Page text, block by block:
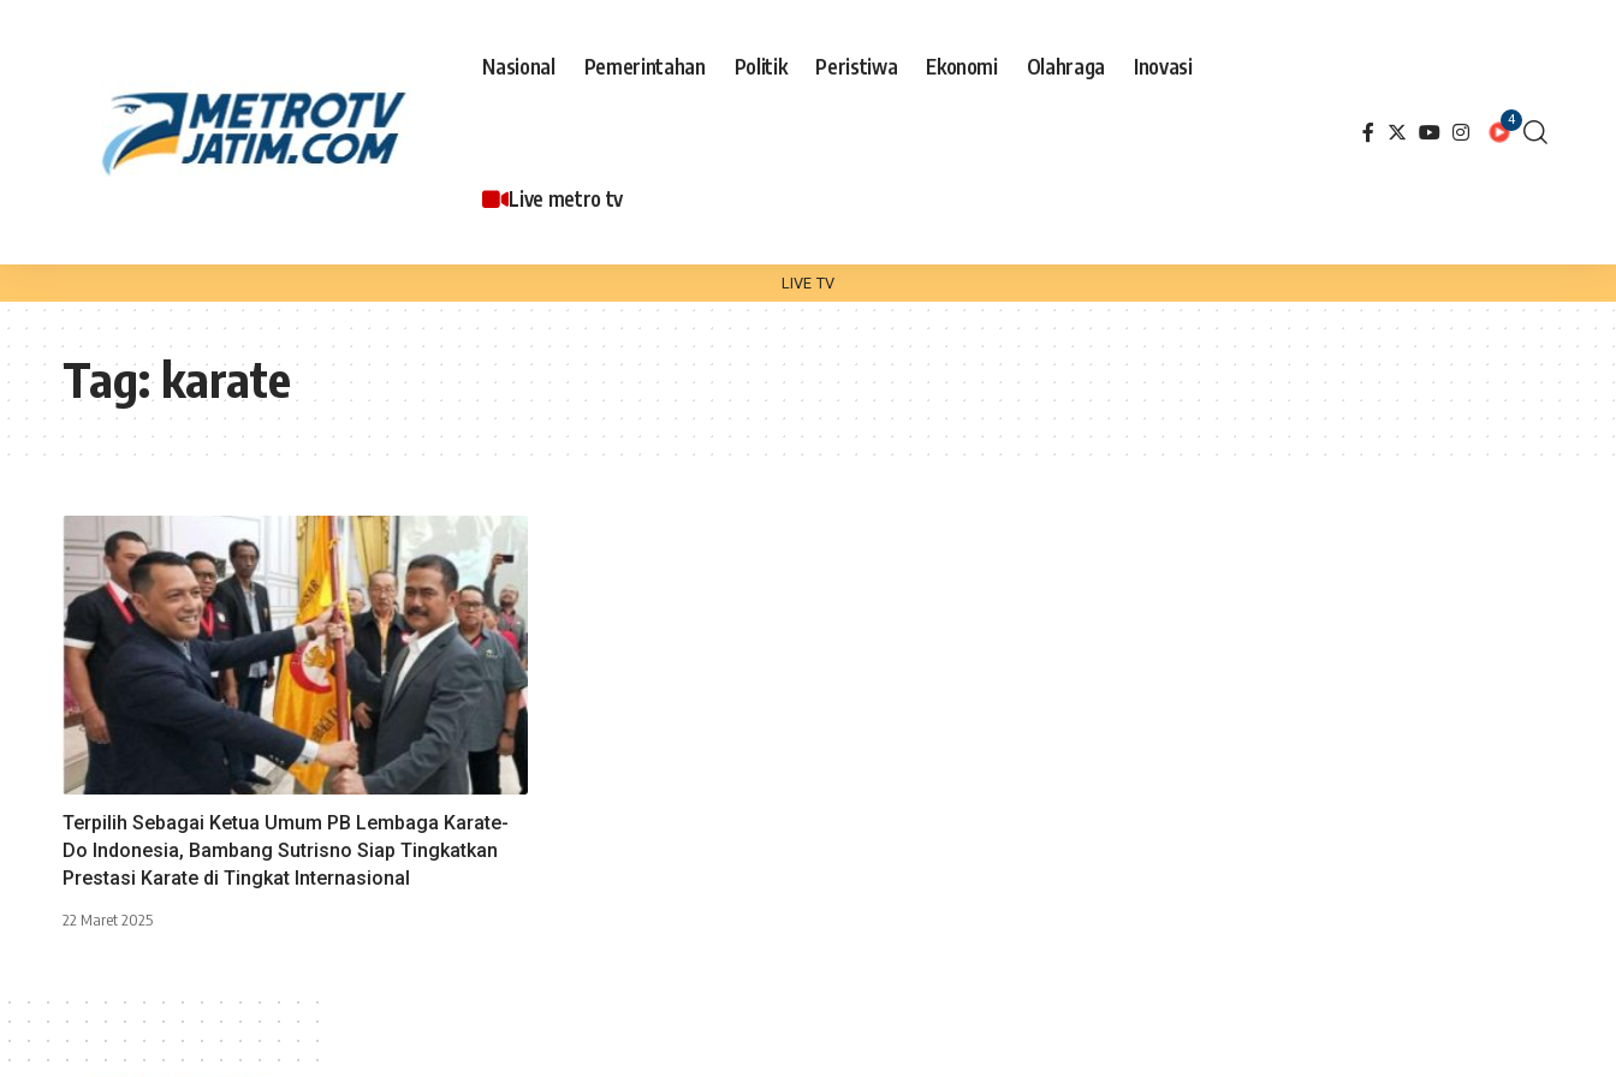
Nasional Pemerintahan Politik Peristiwa Ekonomi Olahraga Inovasi
Live metro tv
4
LIVE TV
Tag:karate
Terpilih Sebagai Ketua Umum PB Lembaga Karate-
Do Indonesia, Bambang Sutrisno Siap Tingkatkan
Prestasi Karate di Tingkat Internasional
22 Maret 2025